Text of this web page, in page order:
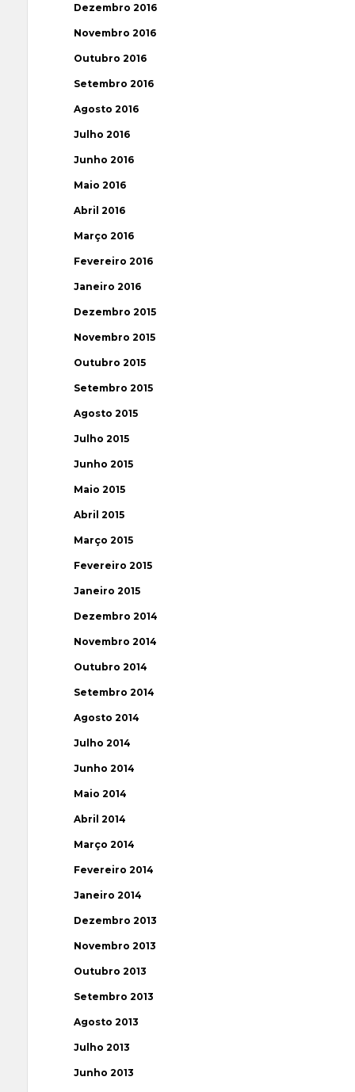
Dezembro 2016
Novembro 2016
Outubro 2016
Setembro 2016
Agosto 2016
Julho 2016
Junho 2016
Maio 2016
Abril 2016
Março 2016
Fevereiro 2016
Janeiro 2016
Dezembro 2015
Novembro 2015
Outubro 2015
Setembro 2015
Agosto 2015
Julho 2015
Junho 2015
Maio 2015
Abril 2015
Março 2015
Fevereiro 2015
Janeiro 2015
Dezembro 2014
Novembro 2014
Outubro 2014
Setembro 2014
Agosto 2014
Julho 2014
Junho 2014
Maio 2014
Abril 2014
Março 2014
Fevereiro 2014
Janeiro 2014
Dezembro 2013
Novembro 2013
Outubro 2013
Setembro 2013
Agosto 2013
Julho 2013
Junho 2013